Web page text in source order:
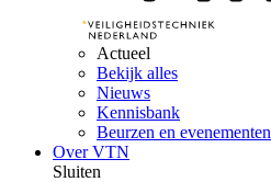
Actueel
Bekijk alles
Nieuws
Kennisbank
Beurzen en evenementen
Over VTN
Sluiten